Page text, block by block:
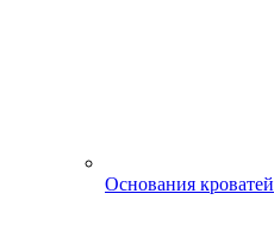
Основания кроватей